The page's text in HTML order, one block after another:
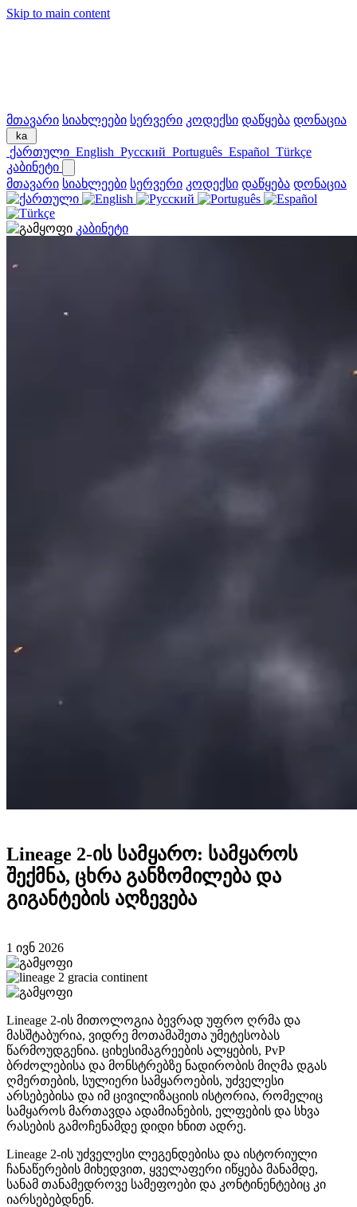
Skip to main content
მთავარი სიახლეები სერვერი კოდექსი დაწყება დონაცია
ka
ქართული English Русский Português Español Türkçe
კაბინეტი
მთავარი სიახლეები სერვერი კოდექსი დაწყება დონაცია
კაბინეტი
Lineage 2-ის სამყარო: სამყაროს
შექმნა, ცხრა განზომილება და
გიგანტების აღზევება
1 ივნ 2026
Lineage 2-ის მითოლოგია ბევრად უფრო ღრმა და
მასშტაბურია, ვიდრე მოთამაშეთა უმეტესობას
წარმოუდგენია. ციხესიმაგრეების ალყების, PvP
ბრძოლებისა და მონსტრებზე ნადირობის მიღმა დგას
ღმერთების, სულიერი სამყაროების, უძველესი
არსებებისა და იმ ცივილიზაციის ისტორია, რომელიც
სამყაროს მართავდა ადამიანების, ელფების და სხვა
რასების გამოჩენამდე დიდი ხნით ადრე.
Lineage 2-ის უძველესი ლეგენდებისა და ისტორიული
ჩანაწერების მიხედვით, ყველაფერი იწყება მანამდე,
სანამ თანამედროვე სამეფოები და კონტინენტებიც კი
იარსებებდნენ.